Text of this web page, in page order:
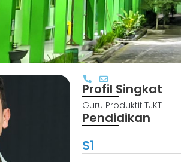
Profil Singkat
Guru Produktif TJKT
Pendidikan
S1